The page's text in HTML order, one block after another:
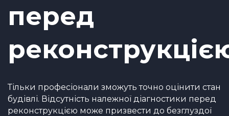
перед
Тільки професіонали зможуть точно оцінити стан
будівлі. Відсутність належної діагностики перед
реконструкцією може призвести до безглуздої